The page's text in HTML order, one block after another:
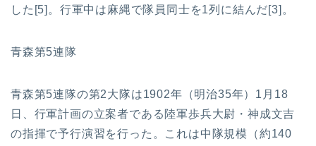
した[5]。行軍中は麻縄で隊員同士を1列に結んだ[3]。
青森第5連隊
青森第5連隊の第2大隊は1902年（明治35年）1月18
日、行軍計画の立案者である陸軍歩兵大尉・神成文吉
の指揮で予行演習を行った。これは中隊規模（約140